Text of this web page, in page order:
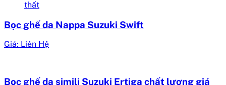
Bọc ghế da Nappa Suzuki Swift
Giá: Liên Hệ
Bọc ghế da simili Suzuki Ertiga chất lượng giá